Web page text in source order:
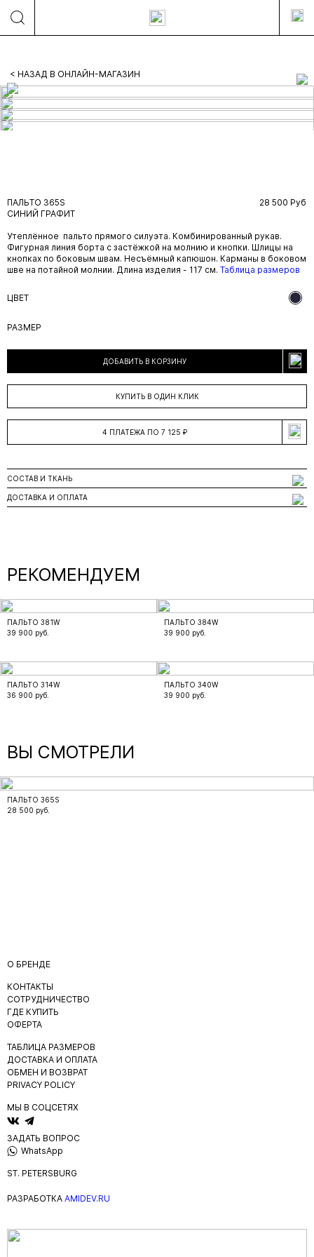
< НАЗАД В ОНЛАЙН-МАГАЗИН
ПАЛЬТО 365S
СИНИЙ ГРАФИТ
28 500 Руб
Утеплённое пальто прямого силуэта. Комбинированный рукав.
Фигурная линия борта с застёжкой на молнию и кнопки. Шлицы на
кнопках по боковым швам. Несъёмный капюшон. Карманы в боковом
шве на потайной молнии. Длина изделия - 117 см. Таблица размеров
ЦВЕТ
РАЗМЕР
ДОБАВИТЬ В КОРЗИНУ
КУПИТЬ В ОДИН КЛИК
4 ПЛАТЕЖА ПО 7 125 ₽
СОСТАВ И ТКАНЬ
ДОСТАВКА И ОПЛАТА
РЕКОМЕНДУЕМ
ПАЛЬТО 381W
39 900 руб.
ПАЛЬТО 384W
39 900 руб.
ПАЛЬТО 314W
36 900 руб.
ПАЛЬТО 340W
39 900 руб.
ВЫ СМОТРЕЛИ
ПАЛЬТО 365S
28 500 руб.
О БРЕНДЕ
КОНТАКТЫ
СОТРУДНИЧЕСТВО
ГДЕ КУПИТЬ
ОФЕРТА
ТАБЛИЦА РАЗМЕРОВ
ДОСТАВКА И ОПЛАТА
ОБМЕН И ВОЗВРАТ
PRIVACY POLICY
МЫ В СОЦСЕТЯХ
ЗАДАТЬ ВОПРОС
WhatsApp
ST. PETERSBURG
РАЗРАБОТКА AMIDEV.RU